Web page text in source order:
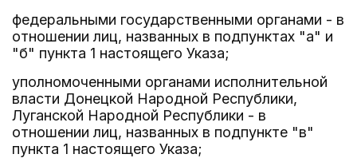
федеральными государственными органами - в
отношении лиц, названных в подпунктах "а" и
"б" пункта 1 настоящего Указа;
уполномоченными органами исполнительной
власти Донецкой Народной Республики,
Луганской Народной Республики - в
отношении лиц, названных в подпункте "в"
пункта 1 настоящего Указа;